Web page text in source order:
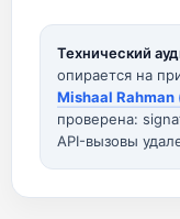
Технический
опирается на
Mishaal Rahman
проверена:
API-вызовы